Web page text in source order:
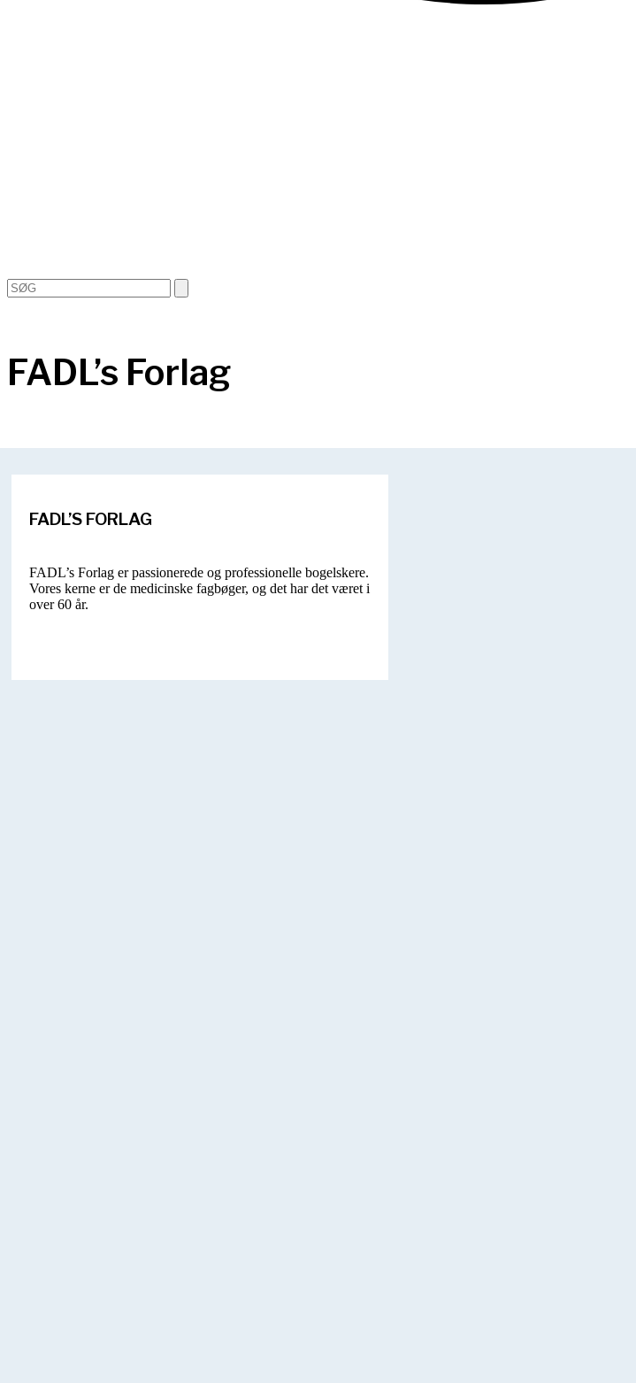
Open
mobile
Close
mobile
Search
FADL’s Forlag
FADL’S FORLAG
FADL’s Forlag er passionerede og professionelle bogelskere.
Vores kerne er de medicinske fagbøger, og det har det været i
over 60 år.